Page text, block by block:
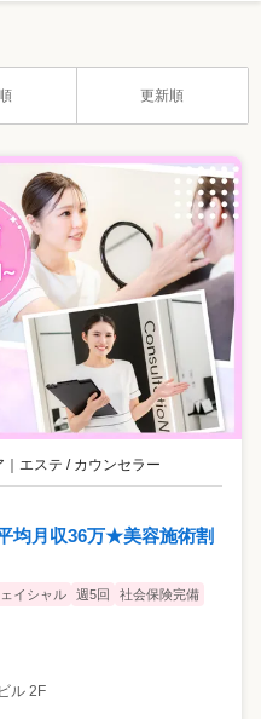
更新順
エステ / カウンセラー
均月収36万★美容施術割
イシャル 週5回
社会保険完備
ル 2F